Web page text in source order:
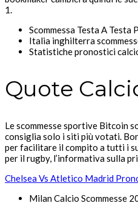
1.
Scommessa Testa A Testa
Italia inghilterra
Statistiche pronostici
Quote
Le scommesse sportive Bitcoin
consiglia solo i siti più votati.
per facilitare il compito a tutti i
per il rugby, l’informativa sulla
Chelsea Vs Atletico Madrid
Milan Calcio Scommesse